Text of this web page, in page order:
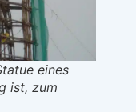
eines
ist, zum